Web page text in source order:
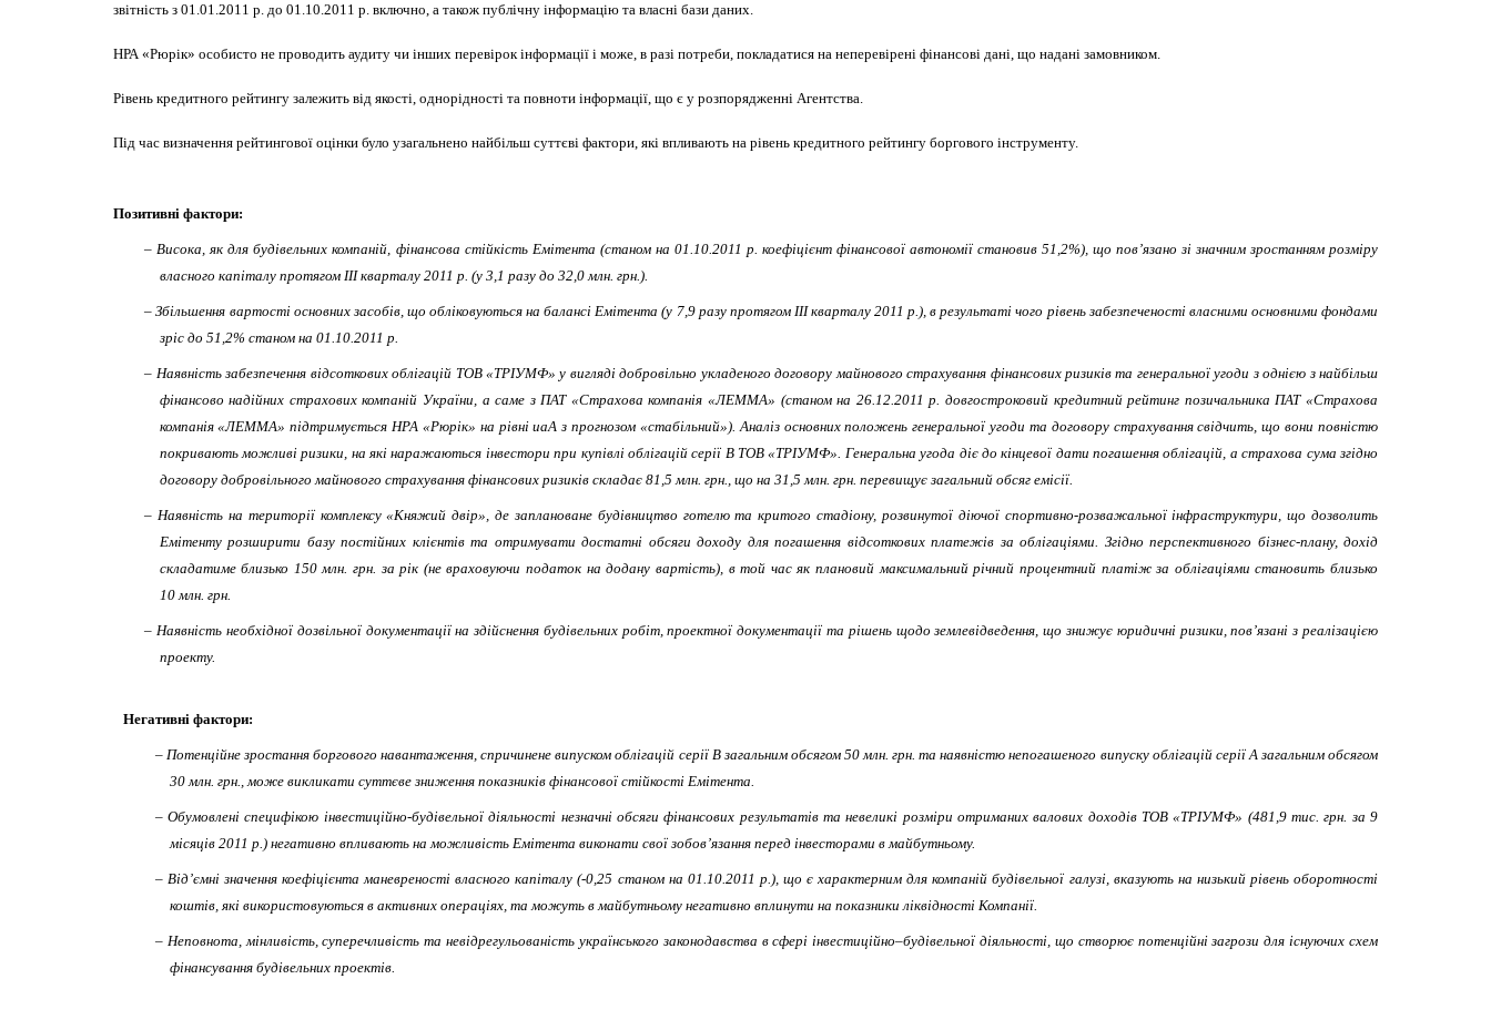
звітність з 01.01.2011 р. до 01.10.2011 р. включно, а також публічну інформацію та власні бази даних.
НРА «Рюрік» особисто не проводить аудиту чи інших перевірок інформації і може, в разі потреби, покладатися на неперевірені фінансові дані, що надані замовником.
Рівень кредитного рейтингу залежить від якості, однорідності та повноти інформації, що є у розпорядженні Агентства.
Під час визначення рейтингової оцінки було узагальнено найбільш суттєві фактори, які впливають на рівень кредитного рейтингу боргового інструменту.
Позитивні фактори:
– Висока, як для будівельних компаній, фінансова стійкість Емітента (станом на 01.10.2011 р. коефіцієнт фінансової автономії становив 51,2%), що пов’язано зі значним зростанням розміру
власного капіталу протягом ІІІ кварталу 2011 р. (у 3,1 разу до 32,0 млн. грн.).
– Збільшення вартості основних засобів, що обліковуються на балансі Емітента (у 7,9 разу протягом ІІІ кварталу 2011 р.), в результаті чого рівень забезпеченості власними основними фондами
зріс до 51,2% станом на 01.10.2011 р.
– Наявність забезпечення відсоткових облігацій ТОВ «ТРІУМФ» у вигляді добровільно укладеного договору майнового страхування фінансових ризиків та генеральної угоди з однією з найбільш
фінансово надійних страхових компаній України, а саме з ПАТ «Страхова компанія «ЛЕММА» (станом на 26.12.2011 р. довгостроковий кредитний рейтинг позичальника ПАТ «Страхова
компанія «ЛЕММА» підтримується НРА «Рюрік» на рівні uaA з прогнозом «стабільний»). Аналіз основних положень генеральної угоди та договору страхування свідчить, що вони повністю
покривають можливі ризики, на які наражаються інвестори при купівлі облігацій серії В ТОВ «ТРІУМФ». Генеральна угода діє до кінцевої дати погашення облігацій, а страхова сума згідно
договору добровільного майнового страхування фінансових ризиків складає 81,5 млн. грн., що на 31,5 млн. грн. перевищує загальний обсяг емісії.
– Наявність на території комплексу «Княжий двір», де заплановане будівництво готелю та критого стадіону, розвинутої діючої спортивно-розважальної інфраструктури, що дозволить
Емітенту розширити базу постійних клієнтів та отримувати достатні обсяги доходу для погашення відсоткових платежів за облігаціями. Згідно перспективного бізнес-плану, дохід
складатиме близько 150 млн. грн. за рік (не враховуючи податок на додану вартість), в той час як плановий максимальний річний процентний платіж за облігаціями становить близько
10 млн. грн.
– Наявність необхідної дозвільної документації на здійснення будівельних робіт, проектної документації та рішень щодо землевідведення, що знижує юридичні ризики, пов’язані з реалізацією
проекту.
Негативні фактори:
– Потенційне зростання боргового навантаження, спричинене випуском облігацій серії В загальним обсягом 50 млн. грн. та наявністю непогашеного випуску облігацій серії А загальним обсягом
30 млн. грн., може викликати суттєве зниження показників фінансової стійкості Емітента.
– Обумовлені специфікою інвестиційно-будівельної діяльності незначні обсяги фінансових результатів та невеликі розміри отриманих валових доходів ТОВ «ТРІУМФ» (481,9 тис. грн. за 9
місяців 2011 р.) негативно впливають на можливість Емітента виконати свої зобов’язання перед інвесторами в майбутньому.
– Від’ємні значення коефіцієнта маневреності власного капіталу (-0,25 станом на 01.10.2011 р.), що є характерним для компаній будівельної галузі, вказують на низький рівень оборотності
коштів, які використовуються в активних операціях, та можуть в майбутньому негативно вплинути на показники ліквідності Компанії.
– Неповнота, мінливість, суперечливість та невідрегульованість українського законодавства в сфері інвестиційно–будівельної діяльності, що створює потенційні загрози для існуючих схем
фінансування будівельних проектів.